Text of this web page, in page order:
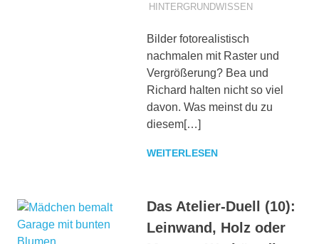
HINTERGRUNDWISSEN
Bilder fotorealistisch
nachmalen mit Raster und
Vergrößerung? Bea und
Richard halten nicht so viel
davon. Was meinst du zu
diesem[…]
WEITERLESEN
Das Atelier-Duell (10):
Leinwand, Holz oder